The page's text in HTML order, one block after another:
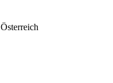
Österreich